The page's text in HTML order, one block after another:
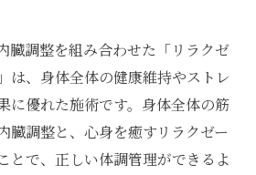
臓調整を組み合わせた「リラクゼ
は、身体全体の健康維持やストレ
に優れた施術です。身体全体の筋
臓調整と、心身を癒すリラクゼー
とで、正しい体調管理ができるよ